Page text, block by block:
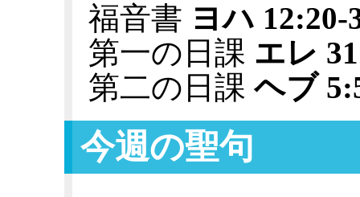
福音書 ヨハ 12:20-
第一の日課 エレ
第二の日課 ヘブ
今週の聖句